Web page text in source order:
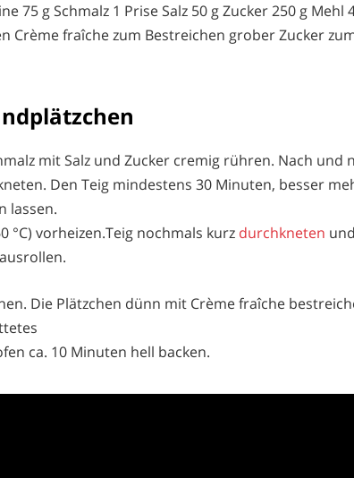
75 g Schmalz 1 Prise Salz 50 g Zucker 250 g Mehl
Crème fraîche zum Bestreichen grober Zucker
mit Salz und Zucker cremig rühren. Nach und
Den Teig mindestens 30 Minuten, besser
lassen.
°C) vorheizen.Teig nochmals kurz durchkneten
Die Plätzchen dünn mit Crème fraîche
ca. 10 Minuten hell backen.